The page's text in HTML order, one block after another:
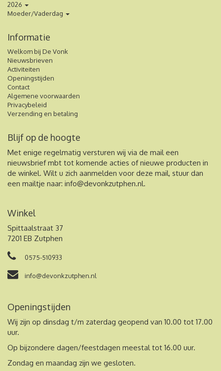
2026
Moeder/Vaderdag
Informatie
Welkom bij De Vonk
Nieuwsbrieven
Activiteiten
Openingstijden
Contact
Algemene voorwaarden
Privacybeleid
Verzending en betaling
Blijf op de hoogte
Met enige regelmatig versturen wij via de mail een
nieuwsbrief mbt tot komende acties of nieuwe producten in
de winkel. Wilt u zich aanmelden voor deze mail, stuur dan
een mailtje naar: info@devonkzutphen.nl.
Winkel
Spittaalstraat 37
7201 EB Zutphen
0575-510933
info@devonkzutphen.nl
Openingstijden
Wij zijn op dinsdag t/m zaterdag geopend van 10.00 tot 17.00
uur.
Op bijzondere dagen/feestdagen meestal tot 16.00 uur.
Zondag en maandag zijn we gesloten.